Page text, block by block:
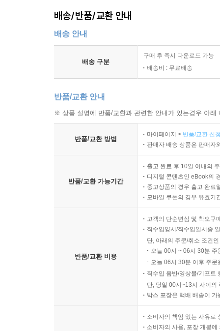
배송/반품/교환 안내
배송 안내
배송 구분
구매 후 즉시 다운로드 가능
배송비 : 무료배송
반품/교환 안내
※ 상품 설명에 반품/교환과 관련한 안내가 있는경우 아
반품/교환 방법
마이페이지 > 반품/교환 신
판매자 배송 상품은 판매자
반품/교환 가능기간
출고 완료 후 10일 이내의
디지털 콘텐츠인 eBook의
중고상품의 경우 출고 완료
모바일 쿠폰의 경우 유효기
반품/교환 비용
고객의 단순변심 및 착오구
직수입양서/직수입일서중
단, 아래의 주문/취소 조건
오늘 00시 ~ 06시 30분
오늘 06시 30분 이후 주
직수입 음반/영상물/기프트
단, 당일 00시~13시 사이의
박스 포장은 택배 배송이
소비자의 책임 있는 사유로
소비자의 사용, 포장 개봉